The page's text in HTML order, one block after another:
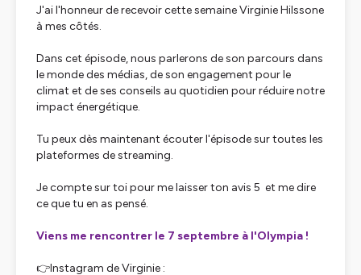
J'ai l'honneur de recevoir cette semaine Virginie Hilssone
à mes côtés.
Dans cet épisode, nous parlerons de son parcours dans
le monde des médias, de son engagement pour le
climat et de ses conseils au quotidien pour réduire notre
impact énergétique.
Tu peux dès maintenant écouter l'épisode sur toutes les
plateformes de streaming.
Je compte sur toi pour me laisser ton avis 5 ️ et me dire
ce que tu en as pensé.
Viens me rencontrer le 7 septembre à l'Olympia !
👉Instagram de Virginie :